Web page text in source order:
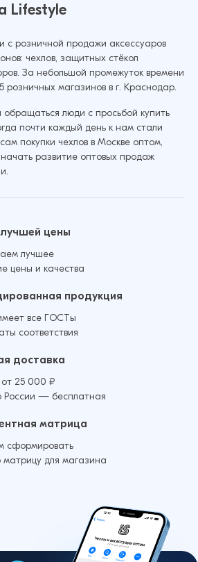
Lifestyle
с розничной продажи аксессуаров
чехлов, защитных стёкол
За небольшой промежуток времени
розничных магазинов в г. Краснодар.
люди с просьбой купить
почти каждый день к нам стали
покупки чехлов в Москве оптом,
развитие оптовых продаж
цены
лучшее
цены и качества
продукция
все ГОСТы
соответствия
доставка
25 000 ₽
России — бесплатная
матрица
сформировать
для магазина